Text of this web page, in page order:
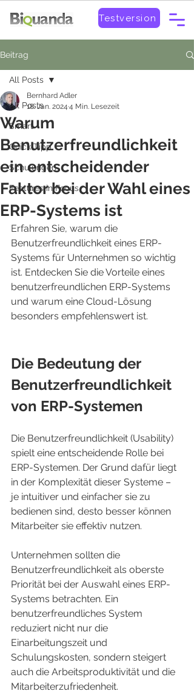
Testversion
Beitrag
All Posts
Smart
Quick-Tipp
Schulungen
Features in Focus
All Posts
Warum
Benutzerfreundlichkeit
ein entscheidender
Faktor bei der Wahl eines
ERP-Systems ist
Bernhard Adler
18. Jan. 2024 4 Min. Lesezeit
Erfahren Sie, warum die
Benutzerfreundlichkeit eines ERP-
Systems für Unternehmen so wichtig
ist. Entdecken Sie die Vorteile eines
benutzerfreundlichen ERP-Systems
und warum eine Cloud-Lösung
besonders empfehlenswert ist.
Die Bedeutung der
Benutzerfreundlichkeit
von ERP-Systemen
Die Benutzerfreundlichkeit (Usability)
spielt eine entscheidende Rolle bei
ERP-Systemen. Der Grund dafür liegt
in der Komplexität dieser Systeme –
je intuitiver und einfacher sie zu
bedienen sind, desto besser können
Mitarbeiter sie effektiv nutzen.
Unternehmen sollten die
Benutzerfreundlichkeit als oberste
Priorität bei der Auswahl eines ERP-
Systems betrachten. Ein
benutzerfreundliches System
reduziert nicht nur die
Einarbeitungszeit und
Schulungskosten, sondern steigert
auch die Arbeitsproduktivität und die
Mitarbeiterzufriedenheit.